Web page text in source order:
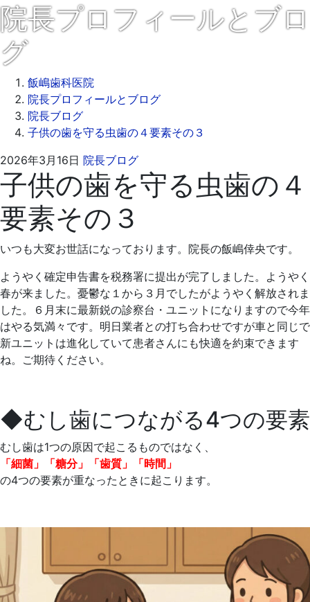
院長プロフィールとブロ
グ
飯嶋歯科医院
院長プロフィールとブログ
院長ブログ
子供の歯を守る虫歯の４要素その３
2026年3月16日 院長ブログ2026
年
日
飯
嶋
歯
院
子供の歯を守る虫歯の４
要素その３
いつも大変お世話になっております。院長の飯嶋倖央です。
ようやく確定申告書を税務署に提出が完了しました。ようやく
春が来ました。憂鬱な１から３月でしたがようやく解放されま
した。６月末に最新鋭の診察台・ユニットになりますので今年
はやる気満々です。明日業者との打ち合わせですが車と同じで
新ユニットは進化していて患者さんにも快適を約束できます
ね。ご期待ください。
◆むし歯につながる4つの要素
むし歯は1つの原因で起こるものではなく、
「細菌」「糖分」「歯質」「時間」
の4つの要素が重なったときに起こります。